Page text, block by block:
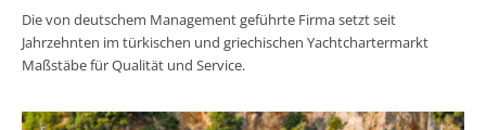
Die von deutschem Management geführte Firma setzt seit
Jahrzehnten im türkischen und griechischen Yachtchartermarkt
Maßstäbe für Qualität und Service.